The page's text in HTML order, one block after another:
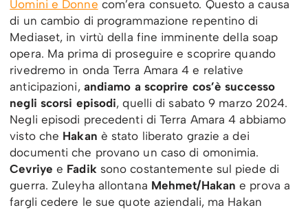
Uomini e Donne com’era consueto. Questo a causa
di un cambio di programmazione repentino di
Mediaset, in virtù della fine imminente della soap
opera. Ma prima di proseguire e scoprire quando
rivedremo in onda Terra Amara 4 e relative
anticipazioni, andiamo a scoprire cos’è successo
negli scorsi episodi, quelli di sabato 9 marzo 2024.
Negli episodi precedenti di Terra Amara 4 abbiamo
visto che Hakan è stato liberato grazie a dei
documenti che provano un caso di omonimia.
Cevriyee Fadiksono costantemente sul piede di
guerra. Zuleyha allontana Mehmet/Hakan e prova a
fargli cedere le sue quote aziendali, ma Hakan